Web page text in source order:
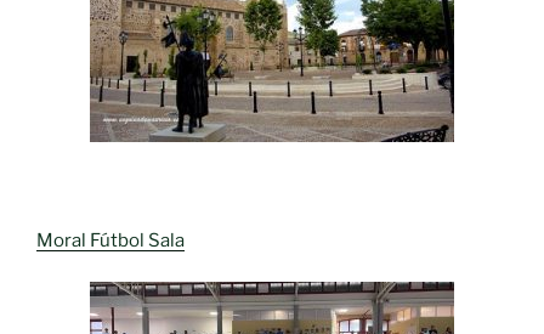
Moral Fútbol Sala